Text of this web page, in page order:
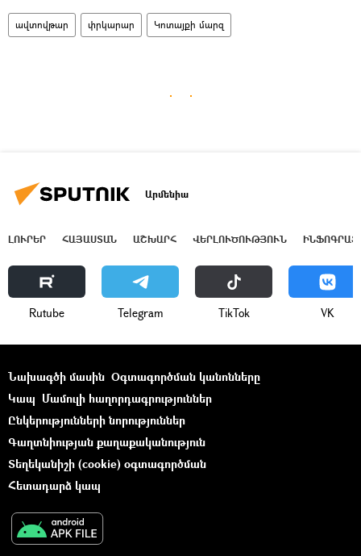
ավտովթար փրկարար Կոտայքի մարզ
Արմենիա
ԼՈՒՐԵՐ ՀԱՅԱՍՏԱՆ ԱՇԽԱՐՀ ՎԵՐԼՈՒԾՈՒԹՅՈՒՆ
Rutube Telegram ТikТоk VK
Նախագծի մասին Օգտագործման կանոնները
Կապ Մամուլի հաղորդագրություններ
Ընկերությունների նորություններ
Գաղտնիության քաղաքականություն
Տեղեկանիշի (cookie) օգտագործման
Հետադարձ կապ